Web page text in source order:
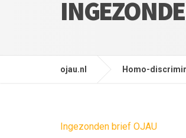
ojau.nl Homo-
Ingezonden brief OJAU